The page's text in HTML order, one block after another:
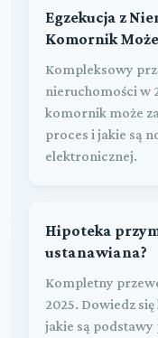
Egzekucja z
Komornik
Kompleksowy
nieruchomości w
komornik może
proces i jakie są
elektronicznej.
Hipoteka
ustanawiana?
Kompletny
2025. Dowiedz
jakie są podstawy